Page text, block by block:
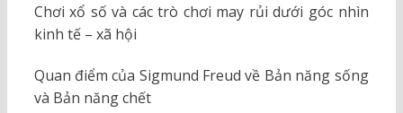
Chơi xổ số và các trò chơi may rủi dưới góc nhìn
kinh tế – xã hội
Quan điểm của Sigmund Freud về Bản năng sống
và Bản năng chết